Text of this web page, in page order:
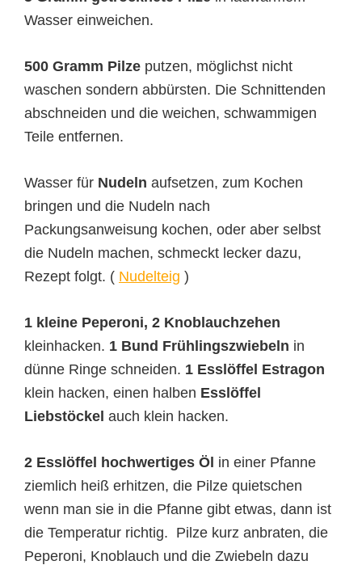
Wasser einweichen.
500 Gramm Pilze putzen, möglichst nicht
waschen sondern abbürsten. Die Schnittenden
abschneiden und die weichen, schwammigen
Teile entfernen.
Wasser für Nudeln aufsetzen, zum Kochen
bringen und die Nudeln nach
Packungsanweisung kochen, oder aber selbst
die Nudeln machen, schmeckt lecker dazu,
Rezept folgt. ( Nudelteig )
1 kleine Peperoni, 2 Knoblauchzehen
kleinhacken. 1 Bund Frühlingszwiebeln in
dünne Ringe schneiden. 1 Esslöffel Estragon
klein hacken, einen halben Esslöffel
Liebstöckel auch klein hacken.
2 Esslöffel hochwertiges Öl in einer Pfanne
ziemlich heiß erhitzen, die Pilze quietschen
wenn man sie in die Pfanne gibt etwas, dann ist
die Temperatur richtig. Pilze kurz anbraten, die
Peperoni, Knoblauch und die Zwiebeln dazu